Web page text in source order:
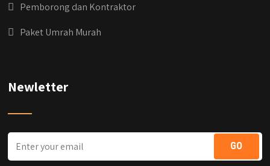
Pemborong dan Kontraktor
Paket Umrah Murah
Newletter